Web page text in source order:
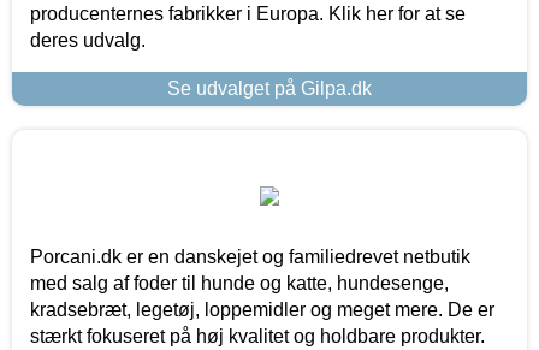
producenternes fabrikker i Europa. Klik her for at se
deres udvalg.
Se udvalget på Gilpa.dk
Porcani.dk er en danskejet og familiedrevet netbutik
med salg af foder til hunde og katte, hundesenge,
kradsebræt, legetøj, loppemidler og meget mere. De er
stærkt fokuseret på høj kvalitet og holdbare produkter.